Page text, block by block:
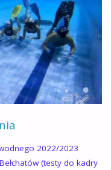
2022/2023
(testy do kadry